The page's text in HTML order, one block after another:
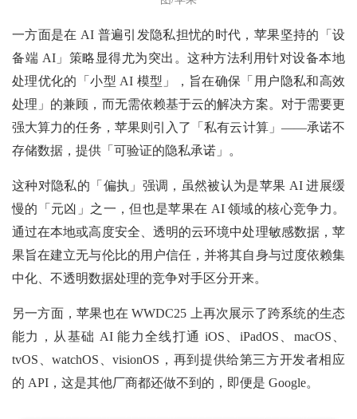
一方面是在 AI 普遍引发隐私担忧的时代，苹果坚持的「设
备端 AI」策略显得尤为突出。这种方法利用针对设备本地
处理优化的「小型 AI 模型」，旨在确保「用户隐私和高效
处理」的兼顾，而无需依赖基于云的解决方案。对于需要更
强大算力的任务，苹果则引入了「私有云计算」——承诺不
存储数据，提供「可验证的隐私承诺」。
这种对隐私的「偏执」强调，虽然被认为是苹果 AI 进展缓
慢的「元凶」之一，但也是苹果在 AI 领域的核心竞争力。
通过在本地或高度安全、透明的云环境中处理敏感数据，苹
果旨在建立无与伦比的用户信任，并将其自身与过度依赖集
中化、不透明数据处理的竞争对手区分开来。
另一方面，苹果也在 WWDC25 上再次展示了跨系统的生态
能力，从基础 AI 能力全线打通 iOS、iPadOS、macOS、
tvOS、watchOS、visionOS，再到提供给第三方开发者相应
的 API，这是其他厂商都还做不到的，即便是 Google。